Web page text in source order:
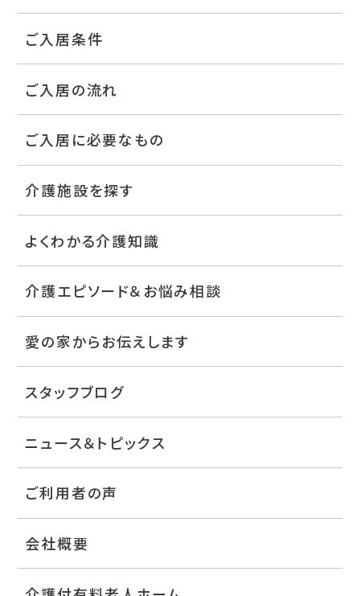
ご入居条件
ご入居の流れ
ご入居に必要なもの
介護施設を探す
よくわかる介護知識
介護エピソード＆お悩み相談
愛の家からお伝えします
スタッフブログ
ニュース＆トピックス
ご利用者の声
会社概要